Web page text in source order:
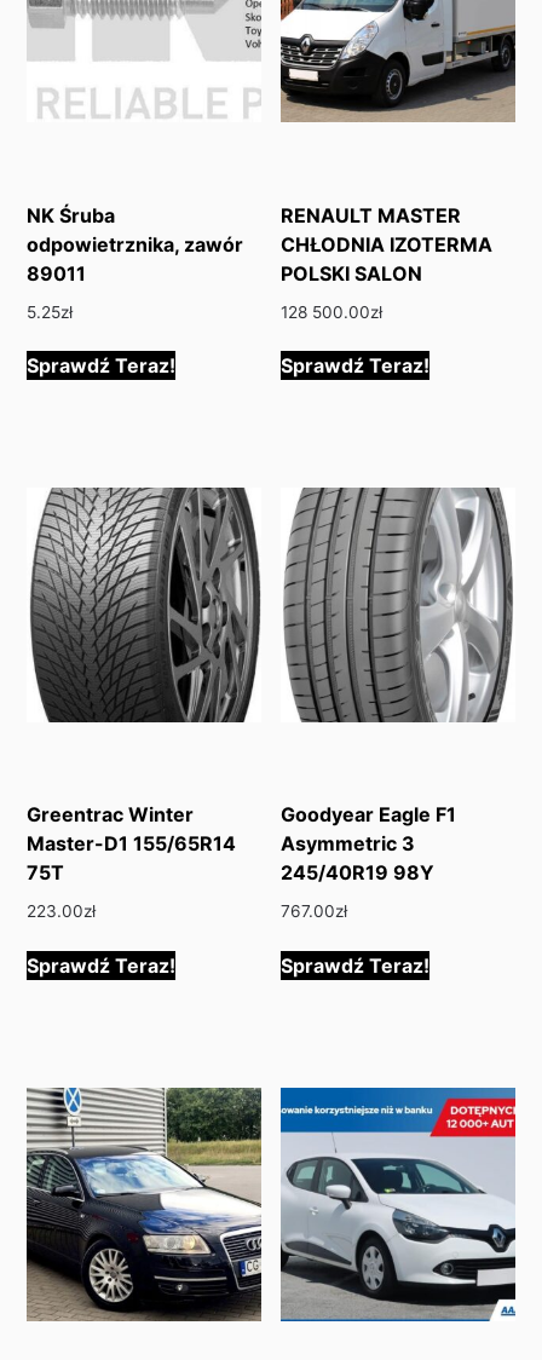
NK Śruba
odpowietrznika, zawór
89011
5.25zł
Sprawdź Teraz!
RENAULT MASTER
CHŁODNIA IZOTERMA
POLSKI SALON
128 500.00zł
Sprawdź Teraz!
Greentrac Winter
Master-D1 155/65R14
75T
223.00zł
Sprawdź Teraz!
Goodyear Eagle F1
Asymmetric 3
245/40R19 98Y
767.00zł
Sprawdź Teraz!